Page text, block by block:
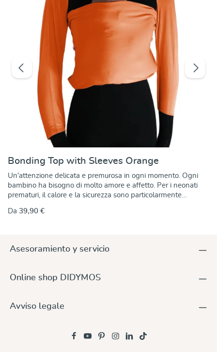
Bonding Top with Sleeves Orange
Un'attenzione delicata e premurosa in ogni momento. Ogni
bambino ha bisogno di molto amore e affetto. Per i neonati
prematuri, il calore e la sicurezza sono particolarmente
crescere. I Bonding Tops DIDYMOS consentono ai genitori di
corporea, la frequenza cardiaca e respiratoria si stabilizzano, lo
contatto pelle a pelle è un modo meraviglioso per incoraggiare
il legame tra i genitori e il loro bambino. Progettato per l'uso
Bonding Tops aiuta i genitori ad affrontare in modo rilassato
una situazione poco familiare, soddisfacendo il bisogno di
Il top elastico tiene saldamente il neonato con una pressione
moderata nella posizione anatomicamente corretta. La
Da 39,90 €
Asesoramiento y servicio
Online shop DIDYMOS
Avviso legale